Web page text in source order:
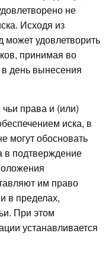
не
Исходя из
может удовлетворить
принимая во
день вынесения
права и (или)
иска, в
могут обосновать
в подтверждение
им право
в пределах,
При этом
устанавливается